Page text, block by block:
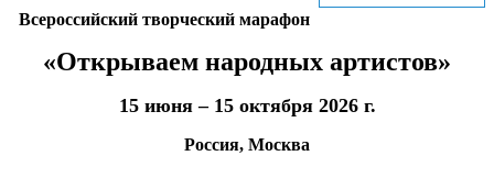
Всероссийский творческий марафон
«Открываем народных артистов»
15 июня – 15 октября 2026 г.
Россия, Москва